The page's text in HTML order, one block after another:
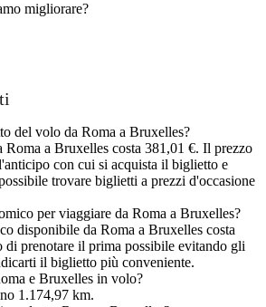
migliorare?
del volo da Roma a Bruxelles?
a Bruxelles costa 381,01 €. Il prezzo
con cui si acquista il biglietto e
trovare biglietti a prezzi d'occasione
per viaggiare da Roma a Bruxelles?
disponibile da Roma a Bruxelles costa
di prenotare il prima possibile evitando gli
il biglietto più conveniente.
e Bruxelles in volo?
1.174,97 km.